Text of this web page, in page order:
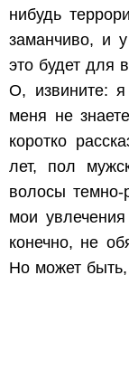
нибудь
заманчиво, и
это будет для
О, извините:
меня не
коротко
лет, пол
волосы
мои
конечно, не
Но может